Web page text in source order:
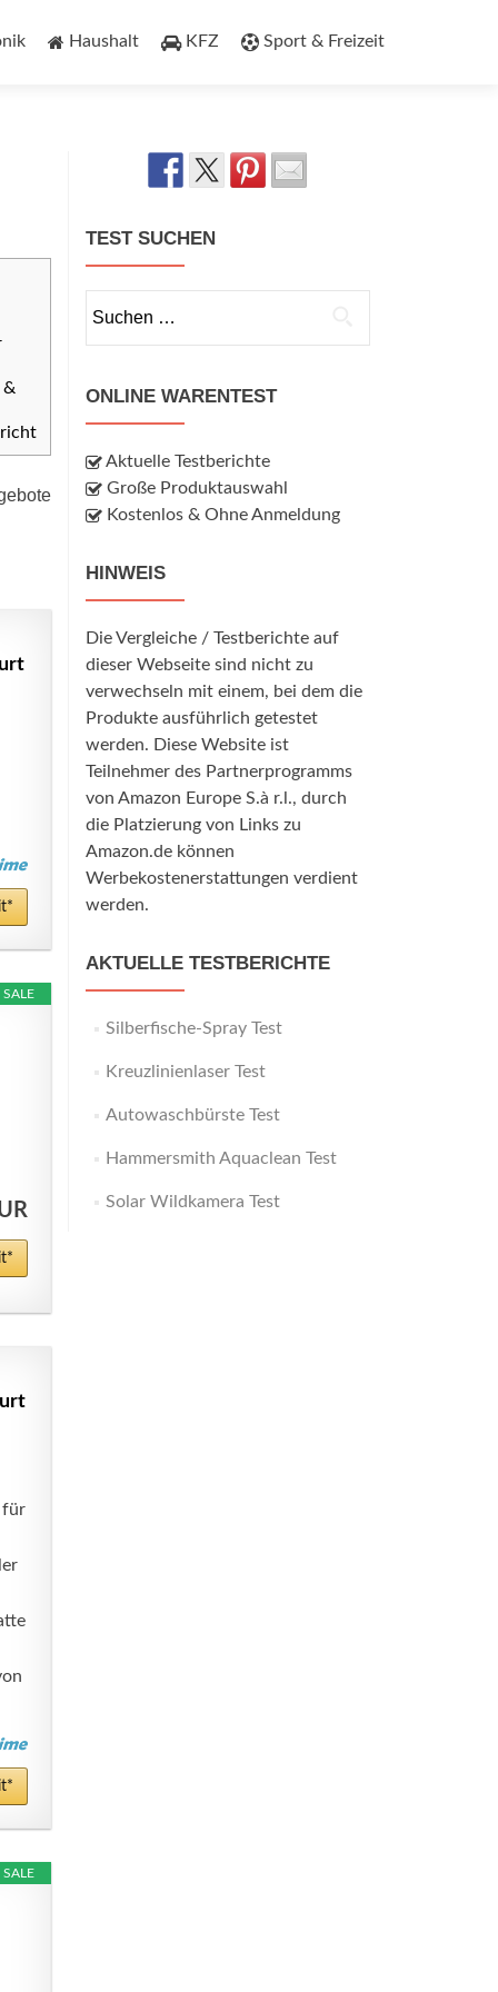
Haushalt KFZ Sport & Freizeit
SALE
für
SALE
TEST SUCHEN
nach:
ONLINE WARENTEST
Aktuelle Testberichte
Große Produktauswahl
Kostenlos & Ohne Anmeldung
HINWEIS
Die Vergleiche / Testberichte auf
dieser Webseite sind nicht zu
verwechseln mit einem, bei dem die
Produkte ausführlich getestet
werden. Diese Website ist
Teilnehmer des Partnerprogramms
von Amazon Europe S.à r.l., durch
die Platzierung von Links zu
Amazon.de können
Werbekostenerstattungen verdient
werden.
AKTUELLE TESTBERICHTE
Silberfische-Spray Test
Kreuzlinienlaser Test
Autowaschbürste Test
Hammersmith Aquaclean Test
Solar Wildkamera Test